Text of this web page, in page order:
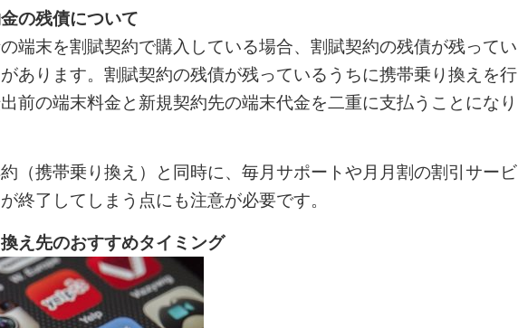
の残債について
端末を割賦契約で購入している場合、割賦契約の残債が残ってい
あります。割賦契約の残債が残っているうちに携帯乗り換えを行
前の端末料金と新規契約先の端末代金を二重に支払うことになり
（携帯乗り換え）と同時に、毎月サポートや月月割の割引サービ
終了してしまう点にも注意が必要です。
え先のおすすめタイミング